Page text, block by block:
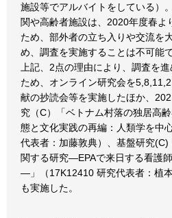
施設等でアルバイトをしている）
関や高齢者施設は、2020年度春よ
ため、部外者の立ち入りや交流を
め、調査を実施することは不可能
上記、2点の理由により、調査を
ため、オンライン研究会を
献の抄読会等を実施したほか、
究（C）「ベトナム村落の独居高
態と文化実践の再編：人類学を
代表者：加藤敦典）、基盤研究(C)
関する研究―EPAで来日する看護
―」（17K12410 研究代表者：植
も実施した。